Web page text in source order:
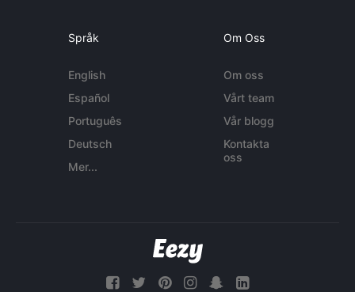
Språk
English
Español
Português
Deutsch
Mer...
Om Oss
Om oss
Vårt team
Vår blogg
Kontakta
oss